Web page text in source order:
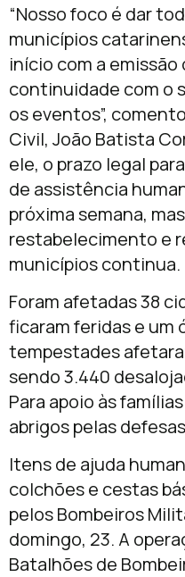
“Nosso foco é dar
municípios
início com a
continuidade com o
os eventos”,
Civil, João Batista
ele, o prazo legal
de assistência
próxima semana,
restabelecimento e
municípios continua.
Foram afetadas 38
ficaram feridas e um
tempestades
sendo 3.440
Para apoio às
abrigos pelas
Itens de ajuda
colchões e cestas
pelos Bombeiros
domingo, 23. A
Batalhões de